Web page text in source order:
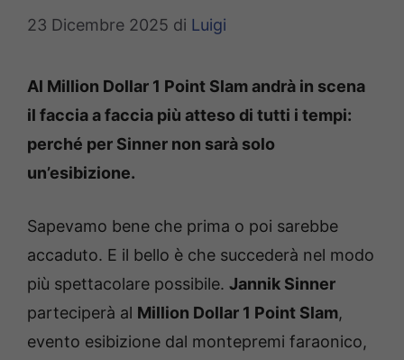
23 Dicembre 2025 di Luigi
Al Million Dollar 1 Point Slam andrà in scena
il faccia a faccia più atteso di tutti i tempi:
perché per Sinner non sarà solo
un’esibizione.
Sapevamo bene che prima o poi sarebbe
accaduto. E il bello è che succederà nel modo
più spettacolare possibile. Jannik Sinner
parteciperà al Million Dollar 1 Point Slam,
evento esibizione dal montepremi faraonico,